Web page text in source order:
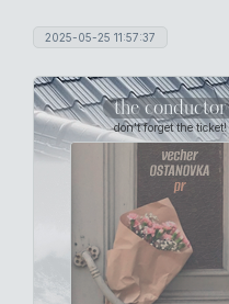
2025-05-25 11:57:37
the conductor
don't forget the ticket!